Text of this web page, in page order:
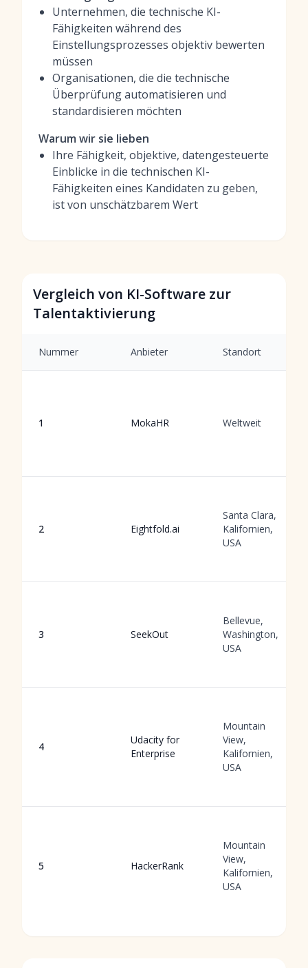
Unternehmen, die technische KI-
Fähigkeiten während des
Einstellungsprozesses objektiv bewerten
müssen
Organisationen, die die technische
Überprüfung automatisieren und
standardisieren möchten
Warum wir sie lieben
Ihre Fähigkeit, objektive, datengesteuerte
Einblicke in die technischen KI-
Fähigkeiten eines Kandidaten zu geben,
ist von unschätzbarem Wert
Vergleich von KI-Software zur
Talentaktivierung
Nummer Anbieter Standort
1 MokaHR Weltweit
2 Eightfold.ai
Santa Clara,
Kalifornien,
USA
3 SeekOut
Bellevue,
Washington,
USA
4
Udacity for
Enterprise
Mountain
View,
Kalifornien,
USA
5 HackerRank
Mountain
View,
Kalifornien,
USA